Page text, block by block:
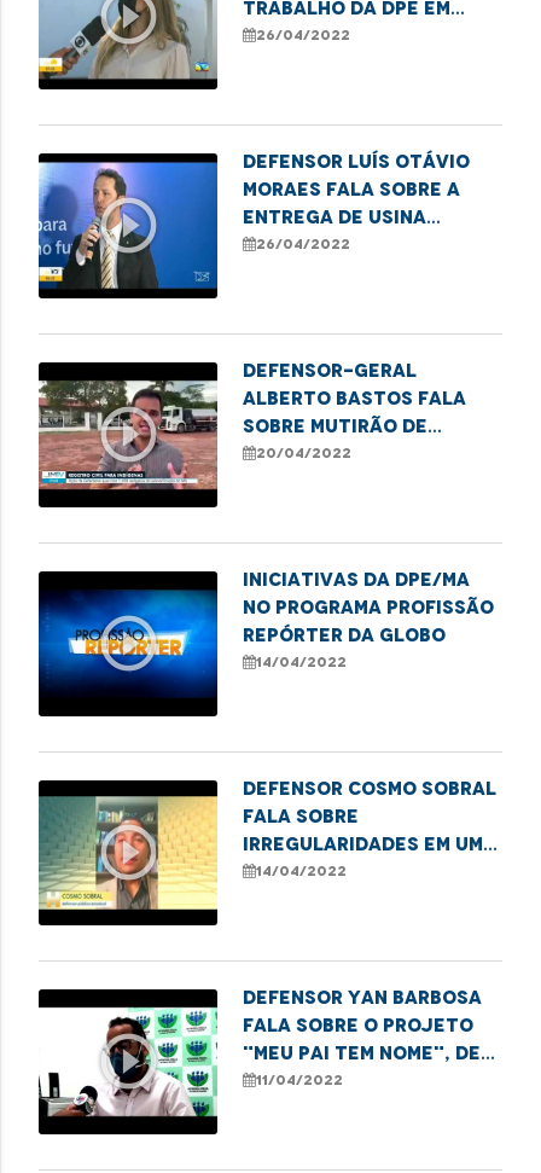
play_circle_outline
trabalho da DPE em
prol do
26/04/2022
play_circle_outline
Defensor Luís Otávio
Moraes fala sobre a
entrega de usina
elétrica para o
26/04/2022
play_circle_outline
Defensor-geral
Alberto Bastos fala
sobre mutirão de
documentação básica
20/04/2022
play_circle_outline
Iniciativas da DPE/MA
no programa Profissão
Repórter da Globo
14/04/2022
play_circle_outline
Defensor Cosmo Sobral
fala sobre
irregularidades em um
dos principais hospitais
14/04/2022
play_circle_outline
Defensor Yan Barbosa
fala sobre o projeto
"Meu Pai tem Nome", de
reconhecimento de
11/04/2022